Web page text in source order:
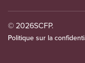
© 2026SCFP.
Politique sur la